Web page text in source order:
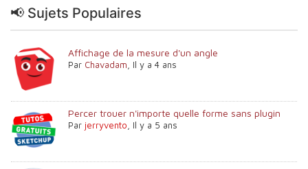
📢 Sujets Populaires
Affichage de la mesure d'un angle
Par Chavadam, Il y a 4 ans
Percer trouer n'importe quelle forme sans plugin
Par jerryvento Il y a 5 ans